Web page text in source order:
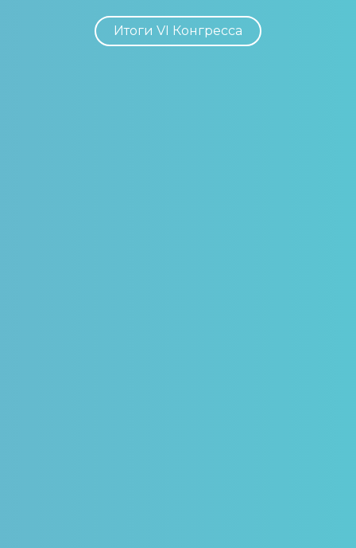
Итоги VI Конгресса